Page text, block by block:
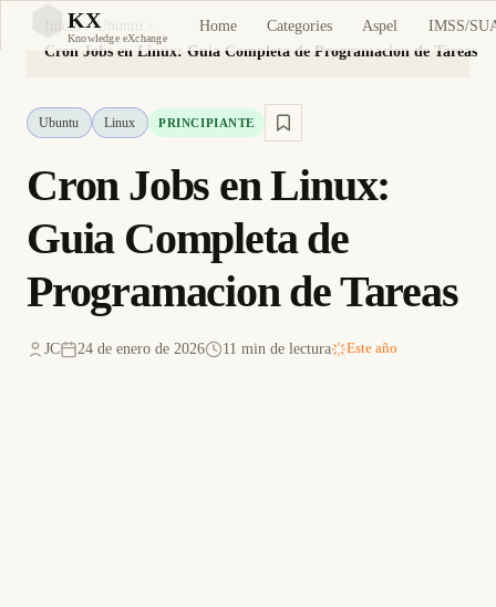
KX
Knowledge eXchange
Home Categories Aspel IMSS/
Inicio
Ubuntu
Cron Jobs en Linux: Guia Completa de Programacion de Tareas
Ubuntu Linux PRINCIPIANTE
Cron Jobs en Linux:
Guia Completa de
Programacion de Tareas
JC 24 de enero de 2026 11 min de lectura Este año